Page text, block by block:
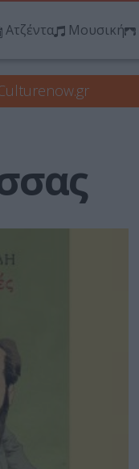
Ατζέντα Μουσική